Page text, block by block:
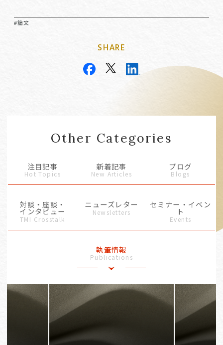
#論文
SHARE
Other Categories
注目記事
Hot Topics
新着記事
New Articles
ブログ
Blogs
対談・座談・
インタビュー
TMI Crosstalk
ニューズレター
Newsletters
セミナー・イベン
ト
Events
執筆情報
Publications